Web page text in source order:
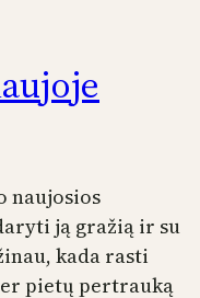
naujosios
ją gražią ir su
kada rasti
pietų pertrauką